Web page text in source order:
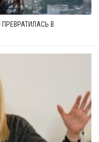
В